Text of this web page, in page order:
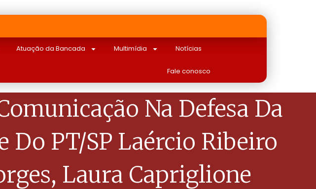
Atuação da Bancada Multimídia Notícias
Fale conosco
Na Defesa Da
Do PT/SP Laércio Ribeiro
Laura Capriglione